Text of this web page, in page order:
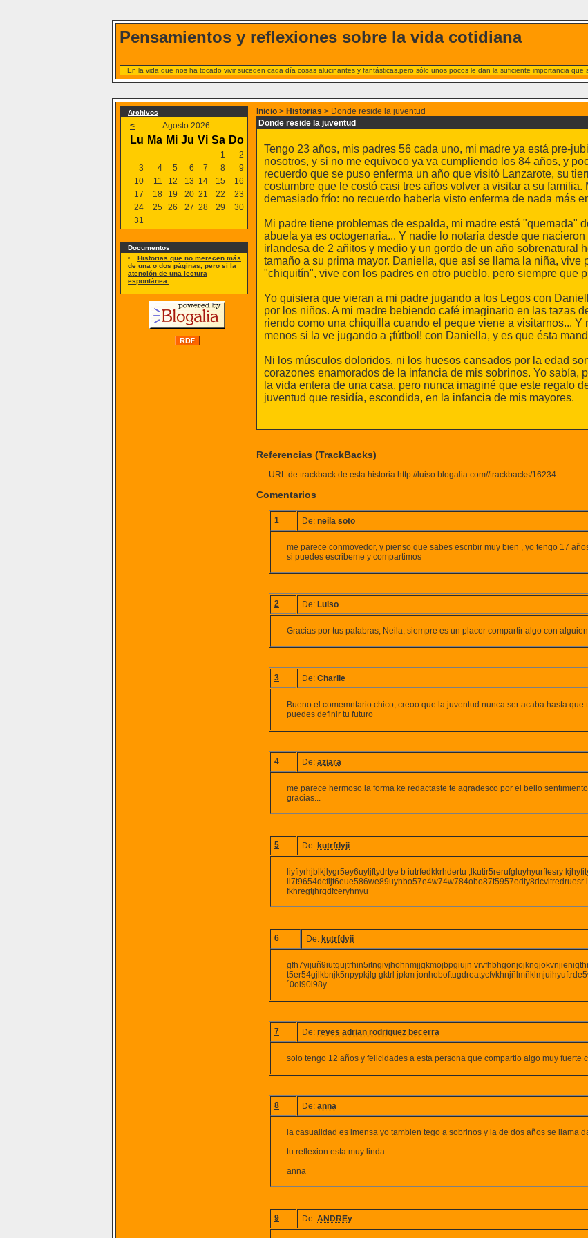
Pensamientos y reflexiones sobre la vida cotidiana
En la vida que nos ha tocado vivir suceden cada día cosas alucinantes y fantásticas,pero sólo unos pocos le dan la suficiente importancia que
Archivos
< Agosto 2026
Lu Ma Mi Ju Vi Sa Do
1
2
3
4 5 6 7 8
9
10
11 12 13 14 15
16
17
18 19 20 21 22
23
24
25 26 27 28 29
30
31
Documentos
Historias que no merecen más
de una o dos páginas, pero sí la
atención de una lectura
espontánea.
Inicio > Historias > Donde reside la juventud
Donde reside la juventud
Tengo 23 años, mis padres 56 cada uno, mi madre ya está pre-
nosotros, y si no me equivoco ya va cumpliendo los 84 años, y
recuerdo que se puso enferma un año que visitó Lanzarote, su
costumbre que le costó casi tres años volver a visitar a su
demasiado frío: no recuerdo haberla visto enferma de nada más
Mi padre tiene problemas de espalda, mi madre está "quemada"
abuela ya es octogenaria... Y nadie lo notaría desde que
irlandesa de 2 añitos y medio y un gordo de un año sobrenatural
tamaño a su prima mayor. Daniella, que así se llama la niña, vive
"chiquitín", vive con los padres en otro pueblo, pero siempre que
Yo quisiera que vieran a mi padre jugando a los Legos con
por los niños. A mi madre bebiendo café imaginario en las tazas
riendo como una chiquilla cuando el peque viene a visitarnos...
menos si la ve jugando a ¡fútbol! con Daniella, y es que ésta
Ni los músculos doloridos, ni los huesos cansados por la edad
corazones enamorados de la infancia de mis sobrinos. Yo sabía,
la vida entera de una casa, pero nunca imaginé que este regalo
juventud que residía, escondida, en la infancia de mis mayores.
Referencias (TrackBacks)
URL de trackback de esta historia http://luiso.blogalia.com//trackbacks/16234
Comentarios
1 De: neila soto
me parece conmovedor, y pienso que sabes escribir muy bien , yo tengo 17
si puedes escribeme y compartimos
2 De: Luiso
Gracias por tus palabras, Neila, siempre es un placer compartir algo con
3 De: Charlie
Bueno el comemntario chico, creoo que la juventud nunca ser acaba hasta
puedes definir tu futuro
4 De: aziara
me parece hermoso la forma ke redactaste te agradesco por el bello
gracias...
5 De: kutrfdyji
liyfiyrhjblkjlygr5ey6uyljftydrtye b iutrfedkkrhdertu ,lkutir5rerufgluyhyurftesry
li7t9654dcfijt6eue586we89uyhbo57e4w74w784obo87t5957edty8dcvitredruesr
fkhregtjhrgdfceryhnyu
6 De: kutrfdyji
gfh7yijuñ9iutgujtrhin5itngivjhohnmjjgkmojbpgiujn
t5er54gjlkbnjk5npypkjlg gktrl jpkm
´0oi90i98y
7 De: reyes adrian rodriguez becerra
solo tengo 12 años y felicidades a esta persona que compartio algo muy fuerte
8 De: anna
la casualidad es imensa yo tambien tego a sobrinos y la de dos años se llama
tu reflexion esta muy linda
anna
9 De: ANDREy